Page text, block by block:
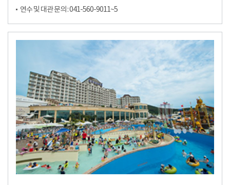
연수 및 대관 문의 : 041-560-9011~5